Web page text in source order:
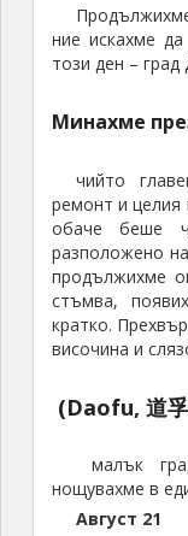
ние искахме
този ден – град
Минахме
чийто
ремонт и целия
обаче беше
разположено
продължихме
стъмва,
кратко.
височина и
(Daofu, 道
малък
нощувахме в
Август 21